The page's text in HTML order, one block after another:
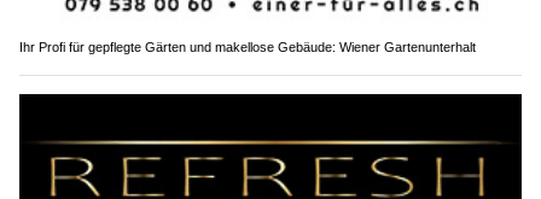
Ihr Profi für gepflegte Gärten und makellose Gebäude: Wiener Gartenunterhalt